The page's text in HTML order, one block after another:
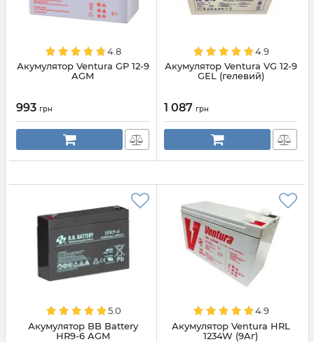
4.8
Акумулятор Ventura GP 12-9
AGM
993 грн
4.9
Акумулятор Ventura VG 12-9
GEL (гелевий)
1 087 грн
5.0
Акумулятор BB Battery
HR9-6 AGM
4.9
Акумулятор Ventura HRL
1234W (9Aг)